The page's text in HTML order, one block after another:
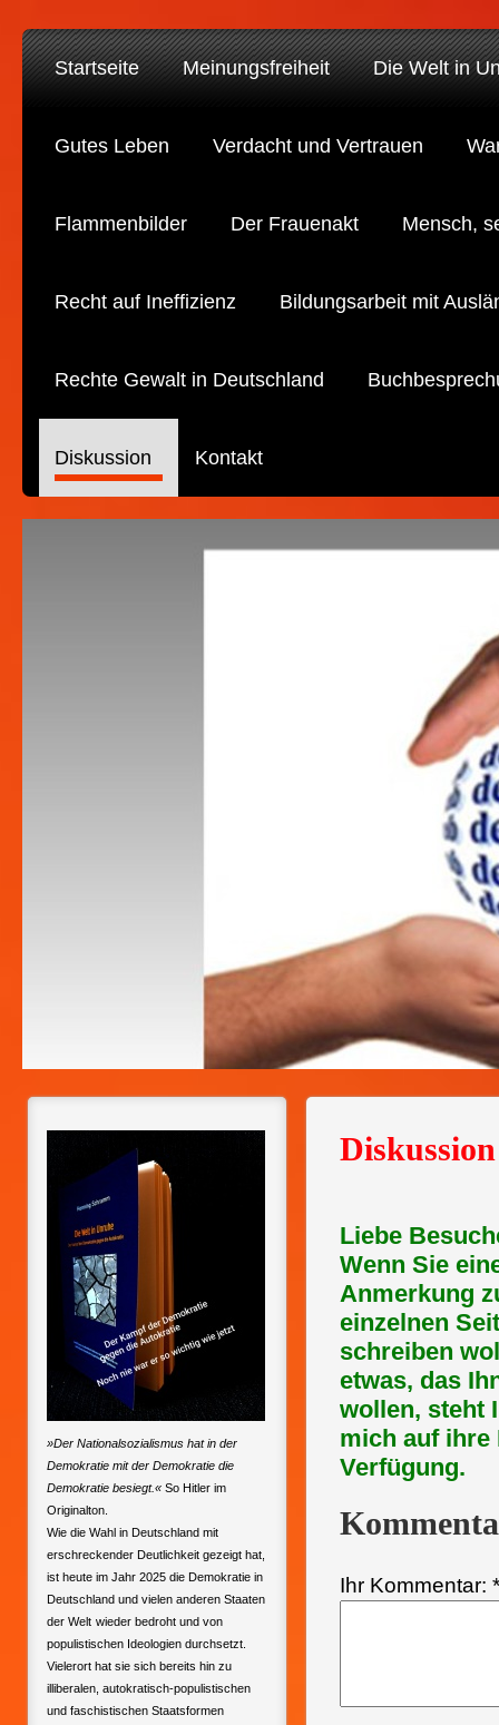
Startseite Meinungsfreiheit Die Welt in
Gutes Leben Verdacht und Vertrauen
Flammenbilder Der Frauenakt Mensch,
Recht auf Ineffizienz Bildungsarbeit mit
Rechte Gewalt in Deutschland
Diskussion Kontakt
»Der Nationalsozialismus hat in der
Demokratie mit der Demokratie die
Demokratie besiegt.« So Hitler im
Originalton.
Wie die Wahl in Deutschland mit
erschreckender Deutlichkeit gezeigt hat,
ist heute im Jahr 2025 die Demokratie in
Deutschland und vielen anderen Staaten
der Welt wieder bedroht und von
populistischen Ideologien durchsetzt.
Vielerort hat sie sich bereits hin zu
illiberalen, autokratisch-populistischen
und faschistischen Staatsformen
Diskussion
Liebe
Wenn Sie
Anmerkung
einzelnen
schreiben
etwas, das
wollen, steht
mich auf ihre
Verfügung.
Ihr Kommentar: *